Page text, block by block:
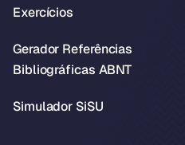
Exercícios
Gerador Referências
Bibliográficas ABNT
Simulador SiSU